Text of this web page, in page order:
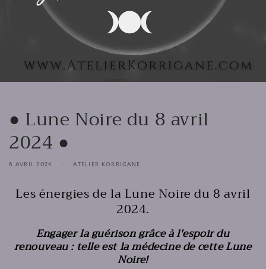
● Lune Noire du 8 avril
2024 ●
6 AVRIL 2024 ATELIER KORRIGANE
Les énergies de la Lune Noire du 8 avril
2024.
Engager la guérison grâce à l'espoir du
renouveau : telle est la médecine de cette Lune
Noire!